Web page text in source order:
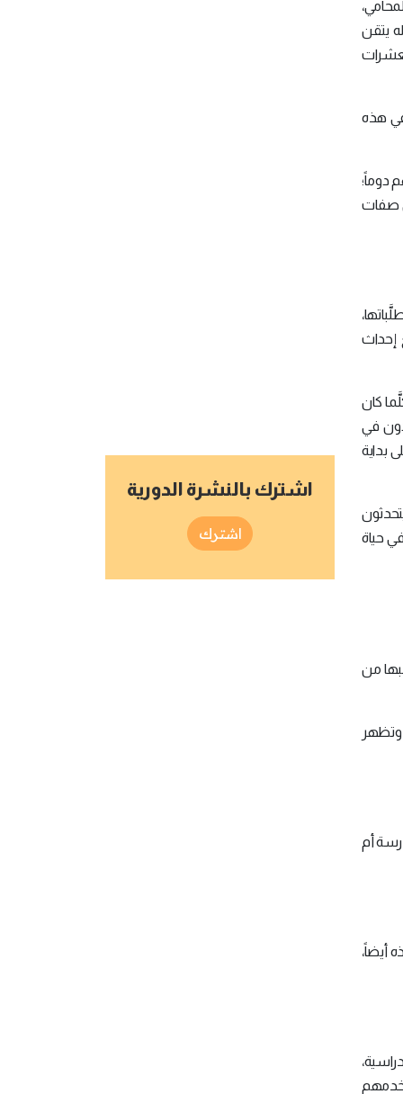
يتقن
هذه
دوماً؛
صفات
إحداث
كان
في
بداية
حياة
من
وتظهر
أم
أيضاً،
اشترك بالنشرة الدورية
اشترك